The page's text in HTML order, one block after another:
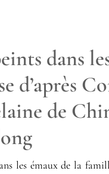
dans
d’après
de
les émaux de la